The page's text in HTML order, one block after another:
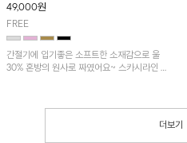
49,000원
FREE
간절기에 입기좋은 소프트한 소재감으로 울
30% 혼방의 원사로 짜였어요~ 스카시라인 라
더보기